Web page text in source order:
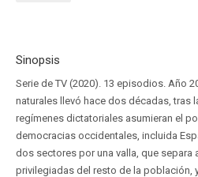
Sinopsis
Serie de TV (2020). 13 episodios. Año
naturales llevó hace dos décadas, tras
regímenes dictatoriales asumieran el
democracias occidentales, incluida
dos sectores por una valla, que separa
privilegiadas del resto de la población,